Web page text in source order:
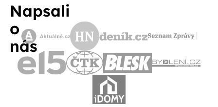
Napsali
o
nás